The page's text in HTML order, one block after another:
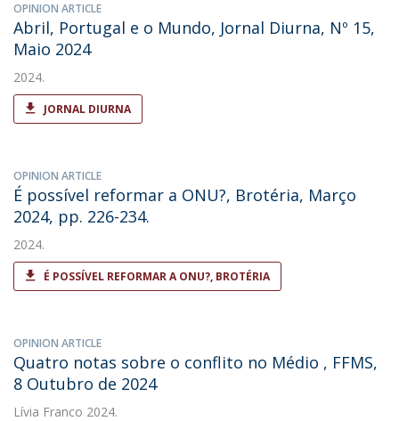
OPINION ARTICLE
Abril, Portugal e o Mundo, Jornal Diurna, Nº 15,
Maio 2024
2024.
JORNAL DIURNA
OPINION ARTICLE
É possível reformar a ONU?, Brotéria, Março
2024, pp. 226-234.
2024.
É POSSÍVEL REFORMAR A ONU?, BROTÉRIA
OPINION ARTICLE
Quatro notas sobre o conflito no Médio , FFMS,
8 Outubro de 2024
Lívia Franco 2024.